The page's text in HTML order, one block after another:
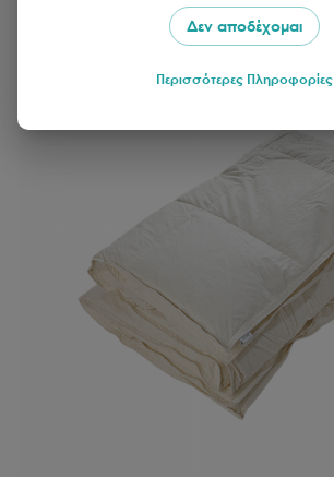
Δεν αποδέχομαι
Περισσότερες Πληροφορίες